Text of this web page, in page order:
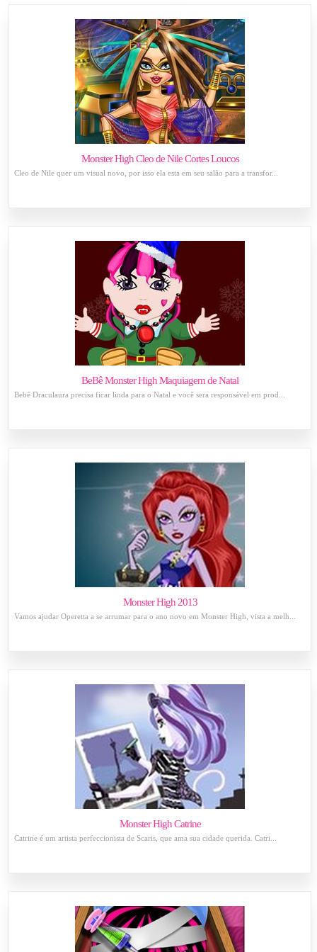
Monster High Cleo de Nile Cortes Loucos
Cleo de Nile quer um visual novo, por isso ela esta em seu salão para a transfor...
BeBê Monster High Maquiagem de Natal
Bebê Draculaura precisa ficar linda para o Natal e você sera responsável em prod...
Monster High 2013
Vamos ajudar Operetta a se arrumar para o ano novo em Monster High, vista a melh...
Monster High Catrine
Catrine é um artista perfeccionista de Scaris, que ama sua cidade querida. Catri...